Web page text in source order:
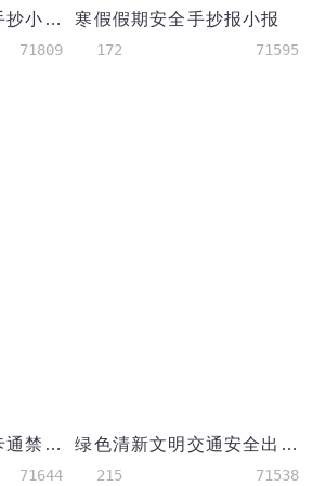
简约卡六一儿童节手抄小报
71809
寒假假期安全手抄报小报
172 71595
珍爱生命远离毒品卡通禁毒手抄报
71644
绿色清新文明交通安全出行小报手抄报
215 71538